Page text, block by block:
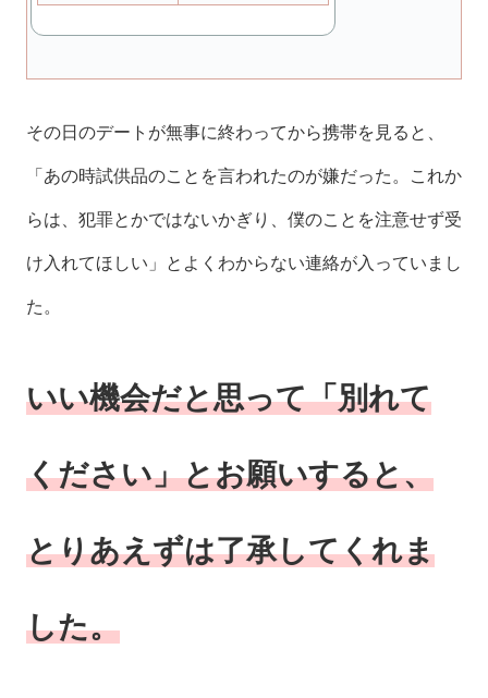
その日のデートが無事に終わってから携帯を見ると、
「あの時試供品のことを言われたのが嫌だった。これか
らは、犯罪とかではないかぎり、僕のことを注意せず受
け入れてほしい」とよくわからない連絡が入っていまし
た。
いい機会だと思って「別れて
ください」とお願いすると、
とりあえずは了承してくれま
した。